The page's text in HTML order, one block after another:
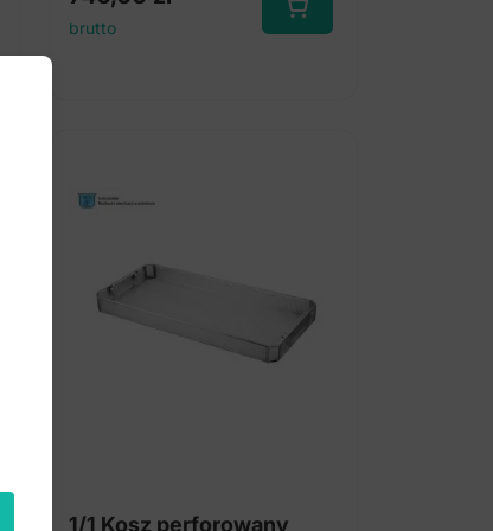
brutto
1/1 Kosz perforowany